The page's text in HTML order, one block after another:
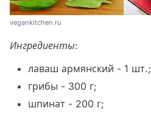
vegankitchen.ru
Ингредиенты:
лаваш армянский - 1 шт.;
грибы - 300 г;
шпинат - 200 г;